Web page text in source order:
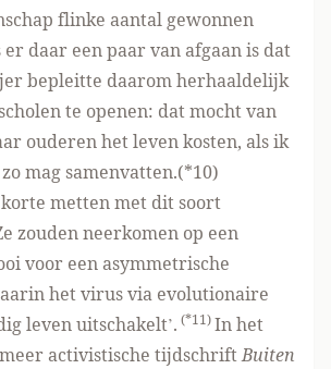
flinke aantal gewonnen
daar een paar van afgaan is dat
bepleitte daarom herhaaldelijk
te openen: dat mocht van
ouderen het leven kosten, als ik
mag samenvatten.(*10)
metten met dit soort
zouden neerkomen op een
voor een asymmetrische
het virus via evolutionaire
leven uitschakelt’. (*11)In het
activistische tijdschriftBuiten